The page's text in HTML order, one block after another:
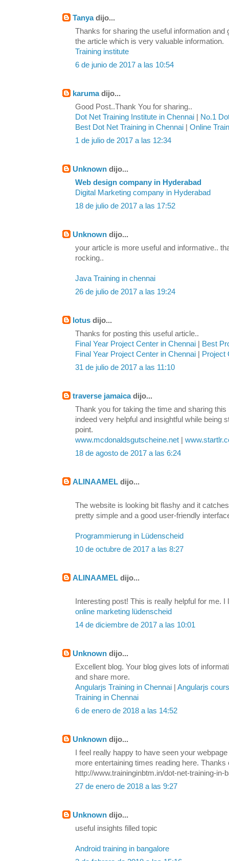
Tanyadijo...
Thanks for sharing the useful information and
the article which is very valuable information.
Training institute
6 de junio de 2017 a las 10:54
karumadijo...
Good Post..Thank You for sharing..
Dot Net Training Institute in Chennai
No.1
Best Dot Net Training in Chennai
Online
1 de julio de 2017 a las 12:34
Unknown dijo...
Web design company in Hyderabad
Digital Marketing company in Hyderabad
18 de julio de 2017 a las 17:52
Unknown dijo...
your article is more useful and informative..
rocking..
Java Training in chennai
26 de julio de 2017 a las 19:24
lotus dijo...
Thanks for posting this useful article..
Final Year Project Center in Chennai
Best
Final Year Project Center in Chennai
Project
31 de julio de 2017 a las 11:10
traverse jamaicadijo...
Thank you for taking the time and sharing
indeed very helpful and insightful while being
point.
www.mcdonaldsgutscheine.net
18 de agosto de 2017 a las 6:24
ALINAAMEL dijo...
The website is looking bit flashy and it
pretty simple and a good user-friendly
Programmierung in Lüdenscheid
10 de octubre de 2017 a las 8:27
ALINAAMEL dijo...
Interesting post! This is really helpful for me.
online marketing lüdenscheid
14 de diciembre de 2017 a las 10:01
Unknown dijo...
Excellent blog. Your blog gives lots of
and share more.
Angularjs Training in Chennai
Angularjs
Training in Chennai
6 de enero de 2018 a las 14:52
Unknown dijo...
I feel really happy to have seen your
more entertaining times reading here.
http://www.traininginbtm.in/dot-net-training-in-
27 de enero de 2018 a las 9:27
Unknown dijo...
useful insights filled topic
Android training in bangalore